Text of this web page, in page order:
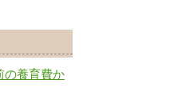
の養育費か